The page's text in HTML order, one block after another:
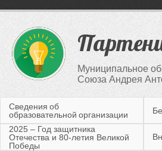
Муниципальное
Союза Андрея
Сведения об
образовательной организации
2025 – Год защитника
Отечества и 80-летия Великой
Победы